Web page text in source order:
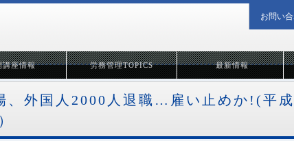
講座情報 労務管理TOPICS 最新情報
、外国人2000人退職…雇い止めか!(平
お問い